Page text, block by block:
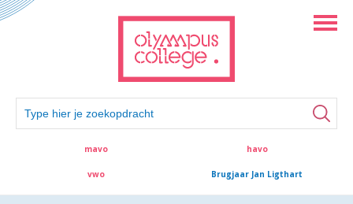
mavo havo
vwo Brugjaar Jan Ligthart